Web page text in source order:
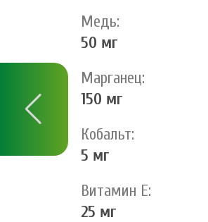
Медь:
50 мг
Марганец:
150 мг
Кобальт:
5 мг
Витамин Е:
25 мг